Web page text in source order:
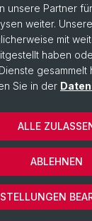
unsere Partner
weiter.
mit
haben
gesammelt
Sie in der
ABLEHNEN
ALLE